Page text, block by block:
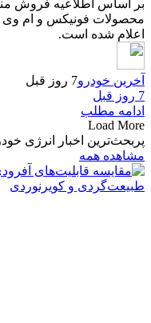
بر اساس اطلاعیه فروش
اعلام شده است.
آخرین خودرو7 روز قبل
7 روز قبل
ادامه مطلب
Load More
پربحث‌ترین اخبار انرژی
مشاهده همه